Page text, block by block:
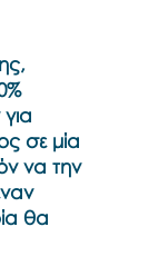
σε μία
να την
θα